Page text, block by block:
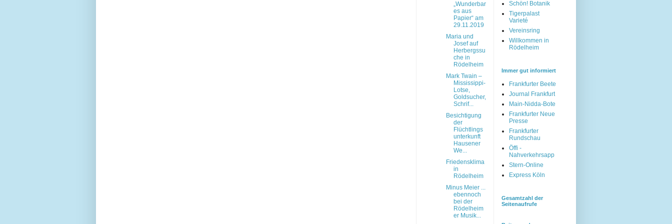
„Wunderbar
es aus
Papier“ am
29.11.2019
Maria und
Josef auf
Herbergssu
che in
Rödelheim
Mark Twain –
Mississippi-
Lotse,
Goldsucher,
Schrif...
Besichtigung
der
Flüchtlings
unterkunft
Hausener
We...
Friedensklima
in
Rödelheim
Minus Meier ...
ebennoch
bei der
Rödelheim
er Musik...
Schön! Botanik
Tigerpalast
Varieté
Vereinsring
Willkommen in
Rödelheim
Immer gut informiert
Frankfurter Beete
Journal Frankfurt
Main-Nidda-Bote
Frankfurter Neue
Presse
Frankfurter
Rundschau
Öffi -
Nahverkehrsapp
Stern-Online
Express Köln
Gesamtzahl der
Seitenaufrufe